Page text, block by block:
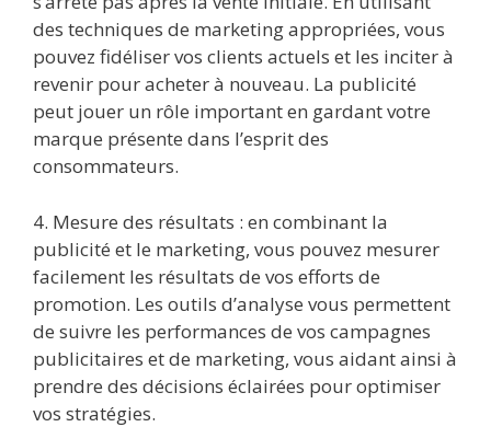
des techniques de marketing appropriées, vous
pouvez fidéliser vos clients actuels et les inciter à
revenir pour acheter à nouveau. La publicité
peut jouer un rôle important en gardant votre
marque présente dans l’esprit des
consommateurs.
4. Mesure des résultats : en combinant la
publicité et le marketing, vous pouvez mesurer
facilement les résultats de vos efforts de
promotion. Les outils d’analyse vous permettent
de suivre les performances de vos campagnes
publicitaires et de marketing, vous aidant ainsi à
prendre des décisions éclairées pour optimiser
vos stratégies.